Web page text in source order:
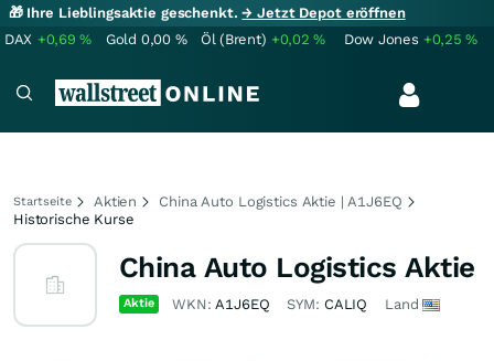
🎁 Ihre Lieblingsaktie geschenkt.→ Jetzt Depot eröffnen
DAX +0,69% Gold 0,00 % Öl (Brent) +0,02% Dow Jones +0,25%
Startseite Aktien
China Auto Logistics Aktie | A1J6EQ
Historische Kurse
China Auto Logistics Aktie
Aktie WKN:A1J6EQ SYM: CALIQ Land